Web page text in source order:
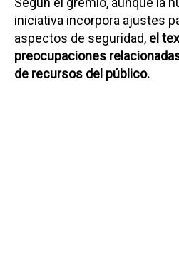
iniciativa incorpora ajustes
aspectos de seguridad, el
preocupaciones
de recursos del público.